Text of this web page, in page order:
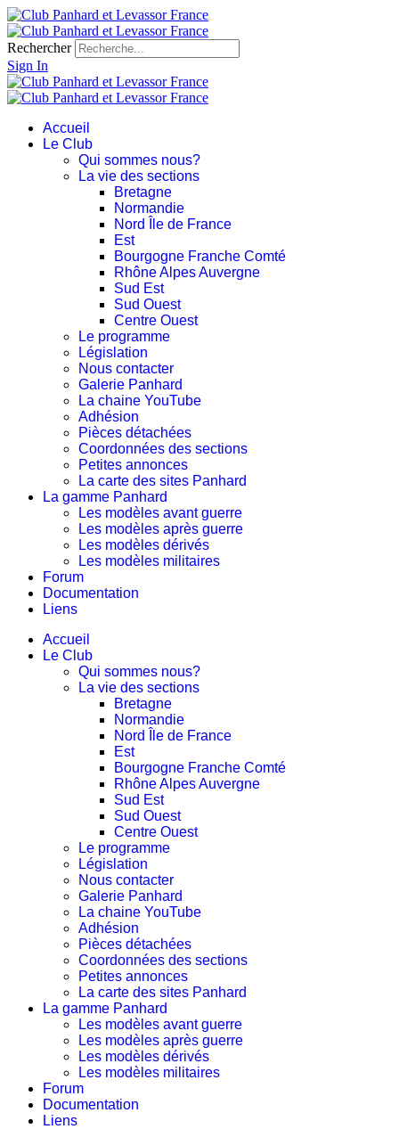
Rechercher
Sign In
Accueil
Le Club
Qui sommes nous?
La vie des sections
Bretagne
Normandie
Nord Île de France
Est
Bourgogne Franche Comté
Rhône Alpes Auvergne
Sud Est
Sud Ouest
Centre Ouest
Le programme
Législation
Nous contacter
Galerie Panhard
La chaine YouTube
Adhésion
Pièces détachées
Coordonnées des sections
Petites annonces
La carte des sites Panhard
La gamme Panhard
Les modèles avant guerre
Les modèles après guerre
Les modèles dérivés
Les modèles militaires
Forum
Documentation
Liens
Accueil
Le Club
Qui sommes nous?
La vie des sections
Bretagne
Normandie
Nord Île de France
Est
Bourgogne Franche Comté
Rhône Alpes Auvergne
Sud Est
Sud Ouest
Centre Ouest
Le programme
Législation
Nous contacter
Galerie Panhard
La chaine YouTube
Adhésion
Pièces détachées
Coordonnées des sections
Petites annonces
La carte des sites Panhard
La gamme Panhard
Les modèles avant guerre
Les modèles après guerre
Les modèles dérivés
Les modèles militaires
Forum
Documentation
Liens